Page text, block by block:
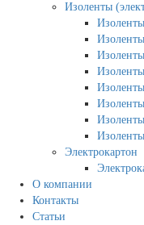
Изоленты
Электрокартон
О компании
Контакты
Статьи